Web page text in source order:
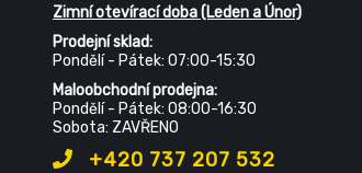
Zimní otevírací doba (Leden a Únor)
Prodejní sklad:
Pondělí - Pátek: 07:00-15:30
Maloobchodní prodejna:
Pondělí - Pátek: 08:00-16:30
Sobota: ZAVŘENO
+420 737 207 532